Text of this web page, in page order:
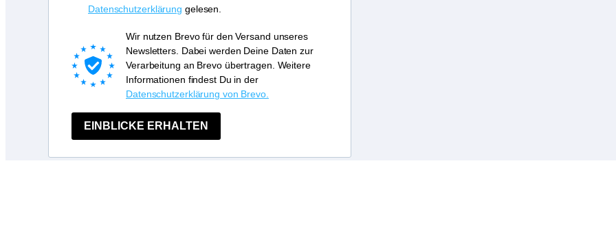
Datenschutzerklärung gelesen.
Wir nutzen Brevo für den Versand unseres
Newsletters. Dabei werden Deine Daten zur
Verarbeitung an Brevo übertragen. Weitere
Informationen findest Du in der
Datenschutzerklärung von Brevo.
EINBLICKE ERHALTEN